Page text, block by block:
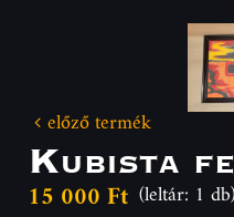
előző termék
Kubista
15 000 Ft (leltár: 1 db)